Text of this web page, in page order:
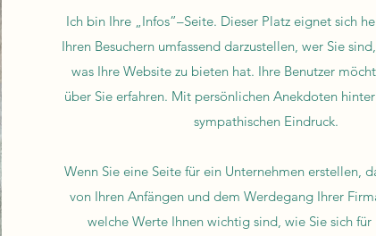
Ich bin Ihre „Infos”–Seite. Dieser Platz eignet sich
Ihren Besuchern umfassend darzustellen, wer Sie
was Ihre Website zu bieten hat. Ihre Benutzer
über Sie erfahren. Mit persönlichen Anekdoten
sympathischen Eindruck.
Wenn Sie eine Seite für ein Unternehmen erstellen,
von Ihren Anfängen und dem Werdegang Ihrer
welche Werte Ihnen wichtig sind, wie Sie sich für